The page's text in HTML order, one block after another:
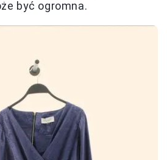
być ogromna.